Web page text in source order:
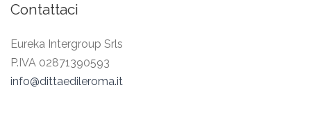
Contattaci
Eureka Intergroup Srls
P.IVA 02871390593
info@dittaedileroma.it